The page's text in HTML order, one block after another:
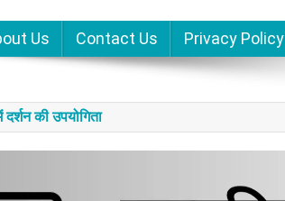
Us Contact Us Privacy Policy
की उपयोगिता